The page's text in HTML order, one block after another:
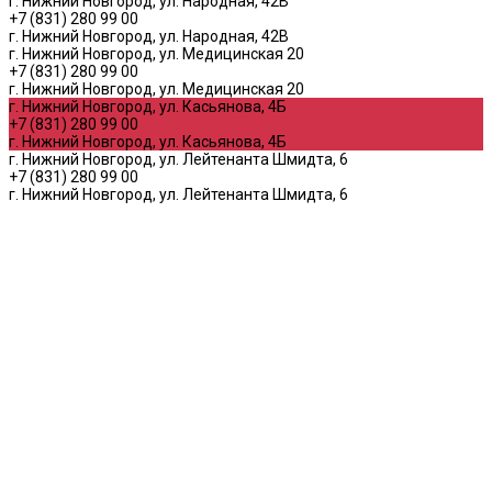
+7 (831) 280 99 00
г. Нижний Новгород, ул. Народная, 42В
г. Нижний Новгород, ул. Медицинская 20
+7 (831) 280 99 00
г. Нижний Новгород, ул. Медицинская 20
г. Нижний Новгород, ул. Касьянова, 4Б
+7 (831) 280 99 00
г. Нижний Новгород, ул. Касьянова, 4Б
г. Нижний Новгород, ул. Лейтенанта Шмидта, 6
+7 (831) 280 99 00
г. Нижний Новгород, ул. Лейтенанта Шмидта, 6